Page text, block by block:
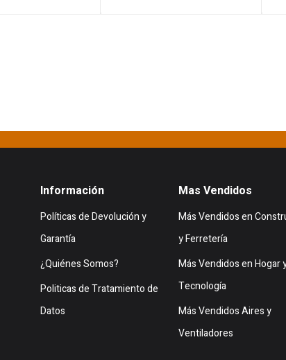
Información
Políticas de Devolución y
Garantía
¿Quiénes Somos?
Politicas de Tratamiento de
Datos
Mas Vendidos
Más Vendidos en
y Ferretería
Más Vendidos en Hogar
Tecnología
Más Vendidos Aires y
Ventiladores